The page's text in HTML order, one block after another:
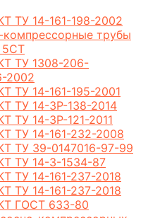
ТУ 14-161-198-2002
компрессорные трубы
ТУ 1308-206-
2002
ТУ 14-161-195-2001
ТУ 14-3Р-138-2014
ТУ 14-3Р-121-2011
ТУ 14-161-232-2008
ТУ 39-0147016-97-99
ТУ 14-3-1534-87
ТУ 14-161-237-2018
ТУ 14-161-237-2018
ГОСТ 633-80